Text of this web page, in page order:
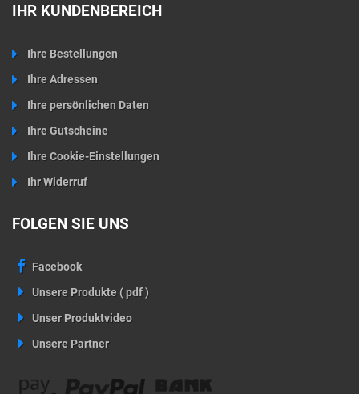
IHR KUNDENBEREICH
Ihre Bestellungen
Ihre Adressen
Ihre persönlichen Daten
Ihre Gutscheine
Ihre Cookie-Einstellungen
Ihr Widerruf
FOLGEN SIE UNS
Facebook
Unsere Produkte ( pdf )
Unser Produktvideo
Unsere Partner